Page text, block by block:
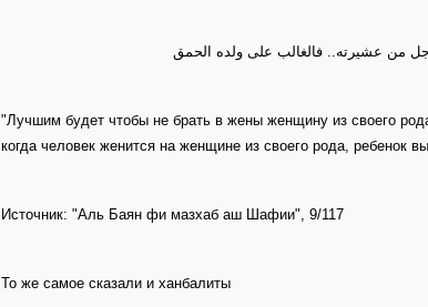
من عشيرته.. فالغالب على ولده الحمق
"Лучшим будет чтобы не брать в жены женщину из своего
когда человек женится на женщине из своего рода, ребенок
Источник: "Аль Баян фи мазхаб аш Шафии", 9/117
То же самое сказали и ханбалиты